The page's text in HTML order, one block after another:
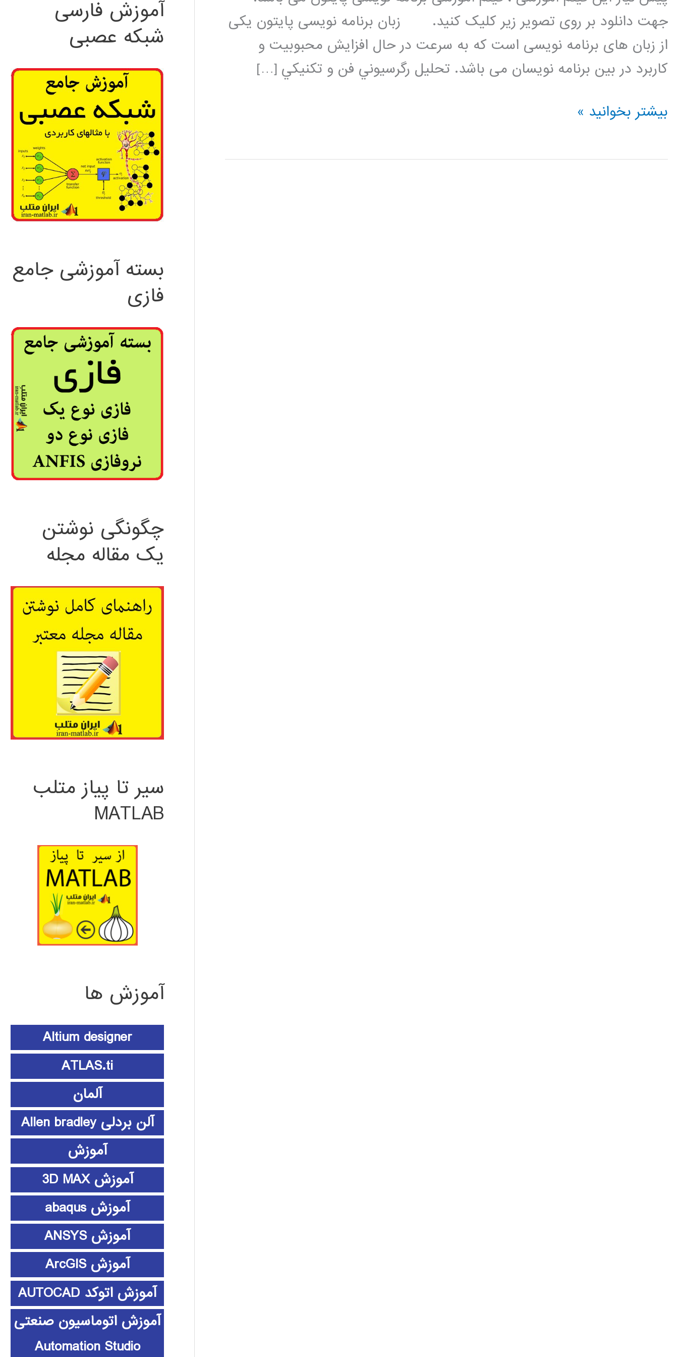
جهت دانلود بر روی تصویر زیر کلیک کنید. زبان برنامه نویسی پایتون یکی
از زبان های برنامه نویسی است که به سرعت در حال افزایش محبوبیت و
کاربرد در بین برنامه نویسان می باشد. تحليل رگرسيوني فن و تکنيکي […]
رگرسیون
در
بیشتر بخوانید »
آموزش فارسی
شبکه عصبی
بسته آموزشی جامع
فازی
چگونگی نوشتن
یک مقاله مجله
سیر تا پیاز متلب
MATLAB
آموزش ها
Altium designer
ATLAS.ti
آلمان
آلن بردلی Allen bradley
آموزش
آموزش 3D MAX
آموزش abaqus
آموزش ANSYS
آموزش ArcGIS
آموزش اتوکد AUTOCAD
آموزش اتوماسیون صنعتی
Automation Studio